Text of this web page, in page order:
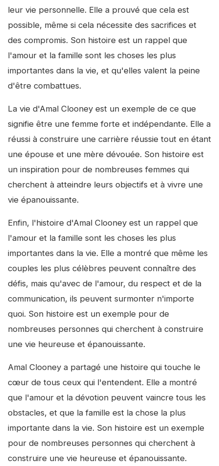
leur vie personnelle. Elle a prouvé que cela est
possible, même si cela nécessite des sacrifices et
des compromis. Son histoire est un rappel que
l'amour et la famille sont les choses les plus
importantes dans la vie, et qu'elles valent la peine
d'être combattues.
La vie d'Amal Clooney est un exemple de ce que
signifie être une femme forte et indépendante. Elle a
réussi à construire une carrière réussie tout en étant
une épouse et une mère dévouée. Son histoire est
un inspiration pour de nombreuses femmes qui
cherchent à atteindre leurs objectifs et à vivre une
vie épanouissante.
Enfin, l'histoire d'Amal Clooney est un rappel que
l'amour et la famille sont les choses les plus
importantes dans la vie. Elle a montré que même les
couples les plus célèbres peuvent connaître des
défis, mais qu'avec de l'amour, du respect et de la
communication, ils peuvent surmonter n'importe
quoi. Son histoire est un exemple pour de
nombreuses personnes qui cherchent à construire
une vie heureuse et épanouissante.
Amal Clooney a partagé une histoire qui touche le
cœur de tous ceux qui l'entendent. Elle a montré
que l'amour et la dévotion peuvent vaincre tous les
obstacles, et que la famille est la chose la plus
importante dans la vie. Son histoire est un exemple
pour de nombreuses personnes qui cherchent à
construire une vie heureuse et épanouissante.